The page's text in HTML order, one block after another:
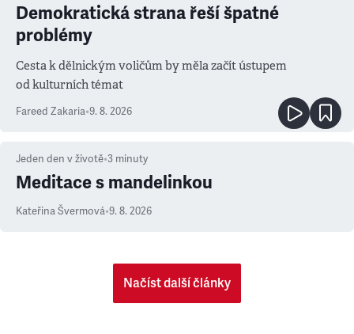
Demokratická strana řeší špatné
problémy
Cesta k dělnickým voličům by měla začít ústupem
od kulturních témat
Fareed Zakaria•9. 8. 2026
Jeden den v životě•3 minuty
Meditace s mandelinkou
Kateřina Švermová•9. 8. 2026
Načíst další články